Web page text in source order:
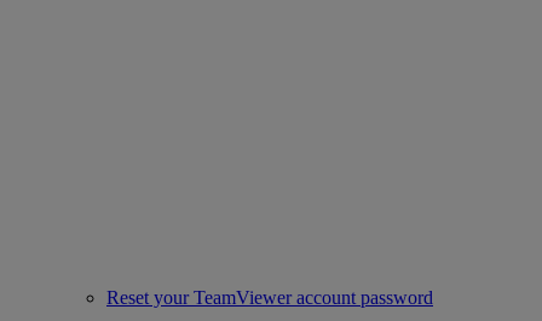
Reset your TeamViewer account password